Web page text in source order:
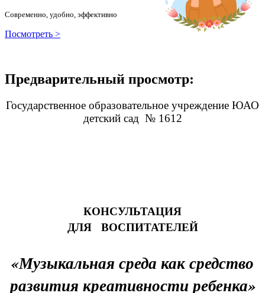
Современно, удобно, эффективно
Посмотреть >
Предварительный просмотр:
Государственное образовательное учреждение ЮАО
детский сад № 1612
КОНСУЛЬТАЦИЯ
ДЛЯ ВОСПИТАТЕЛЕЙ
«Музыкальная среда как средство
развития креативности ребенка»